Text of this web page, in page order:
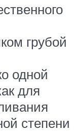
грубой
одной
для
степени